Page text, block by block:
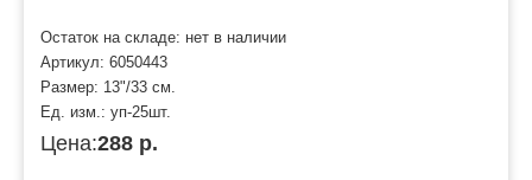
Остаток на складе: нет в наличии
Артикул: 6050443
Размер: 13"/33 см.
Ед. изм.: уп-25шт.
Цена:288 р.